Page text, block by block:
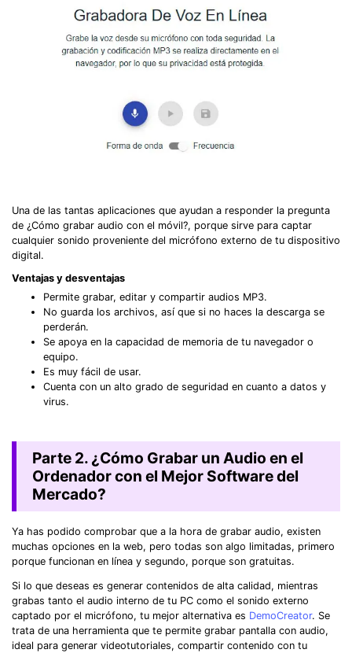
Una de las tantas aplicaciones que ayudan a responder la pregunta
de ¿Cómo grabar audio con el móvil?, porque sirve para captar
cualquier sonido proveniente del micrófono externo de tu dispositivo
digital.
Ventajas y desventajas
Permite grabar, editar y compartir audios MP3.
No guarda los archivos, así que si no haces la descarga se
perderán.
Se apoya en la capacidad de memoria de tu navegador o
equipo.
Es muy fácil de usar.
Cuenta con un alto grado de seguridad en cuanto a datos y
virus.
Parte 2. ¿Cómo Grabar un Audio en el
Ordenador con el Mejor Software del
Mercado?
Ya has podido comprobar que a la hora de grabar audio, existen
muchas opciones en la web, pero todas son algo limitadas, primero
porque funcionan en línea y segundo, porque son gratuitas.
Si lo que deseas es generar contenidos de alta calidad, mientras
grabas tanto el audio interno de tu PC como el sonido externo
captado por el micrófono, tu mejor alternativa es DemoCreator. Se
trata de una herramienta que te permite grabar pantalla con audio,
ideal para generar videotutoriales, compartir contenido con tu